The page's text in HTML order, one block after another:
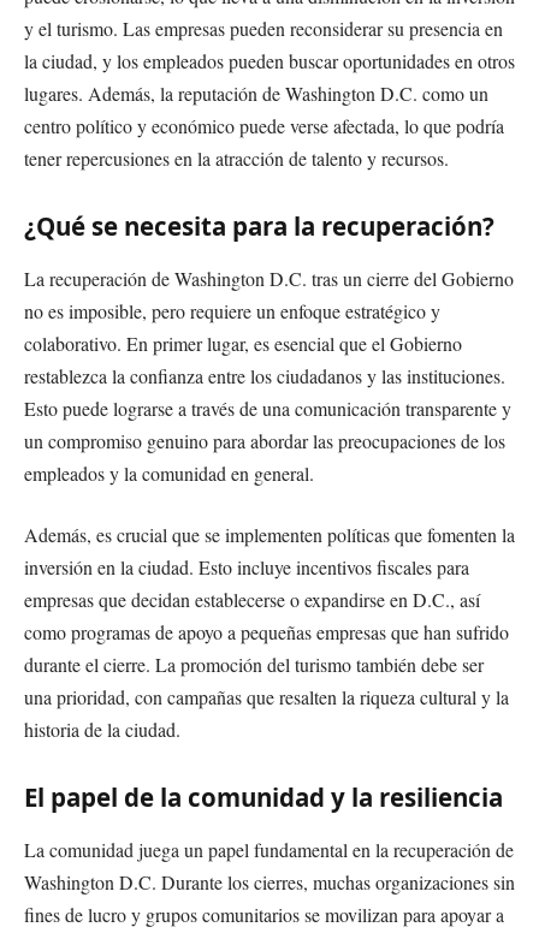
y el turismo. Las empresas pueden reconsiderar su presencia en
la ciudad, y los empleados pueden buscar oportunidades en otros
lugares. Además, la reputación de Washington D.C. como un
centro político y económico puede verse afectada, lo que podría
tener repercusiones en la atracción de talento y recursos.
¿Qué se necesita para la recuperación?
La recuperación de Washington D.C. tras un cierre del Gobierno
no es imposible, pero requiere un enfoque estratégico y
colaborativo. En primer lugar, es esencial que el Gobierno
restablezca la confianza entre los ciudadanos y las instituciones.
Esto puede lograrse a través de una comunicación transparente y
un compromiso genuino para abordar las preocupaciones de los
empleados y la comunidad en general.
Además, es crucial que se implementen políticas que fomenten la
inversión en la ciudad. Esto incluye incentivos fiscales para
empresas que decidan establecerse o expandirse en D.C., así
como programas de apoyo a pequeñas empresas que han sufrido
durante el cierre. La promoción del turismo también debe ser
una prioridad, con campañas que resalten la riqueza cultural y la
historia de la ciudad.
El papel de la comunidad y la resiliencia
La comunidad juega un papel fundamental en la recuperación de
Washington D.C. Durante los cierres, muchas organizaciones sin
fines de lucro y grupos comunitarios se movilizan para apoyar a